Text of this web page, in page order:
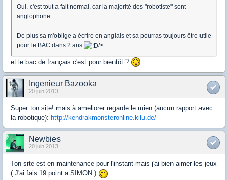
Oui, c'est tout a fait normal, car la majorité des "robotiste" sont
anglophone.
De plus sa m'oblige a écrire en anglais et sa pourras toujours être utile
pour le BAC dans 2 ans
/>
et le bac de français c'est pour bientôt ?
Ingenieur Bazooka
20 juin 2013
Super ton site! mais à ameliorer regarde le mien (aucun rapport avec
la robotique): http://kendrakmonsteronline.kilu.de/
Newbies
20 juin 2013
Ton site est en maintenance pour l'instant mais j'ai bien aimer les jeux
( J'ai fais 19 point a SIMON )